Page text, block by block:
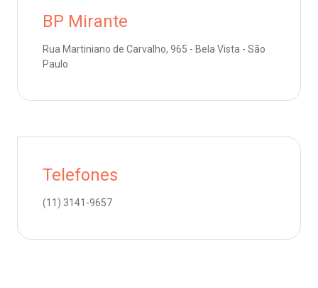
BP Mirante
Rua Martiniano de Carvalho, 965 - Bela Vista - São
Paulo
Telefones
(11) 3141-9657